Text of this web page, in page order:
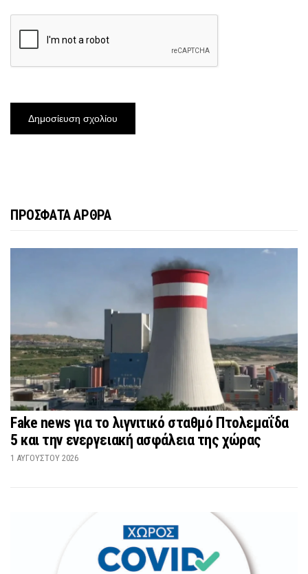
ΠΡΟΣΦΑΤΑ ΑΡΘΡΑ
Fake news για το λιγνιτικό σταθμό Πτολεμαΐδα
5 και την ενεργειακή ασφάλεια της χώρας
1 ΑΥΓΟΎΣΤΟΥ 2026